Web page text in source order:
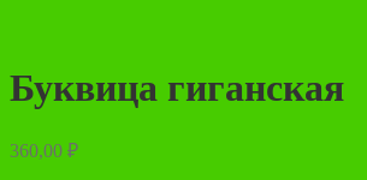
Буквица гиганская
360,00 ₽